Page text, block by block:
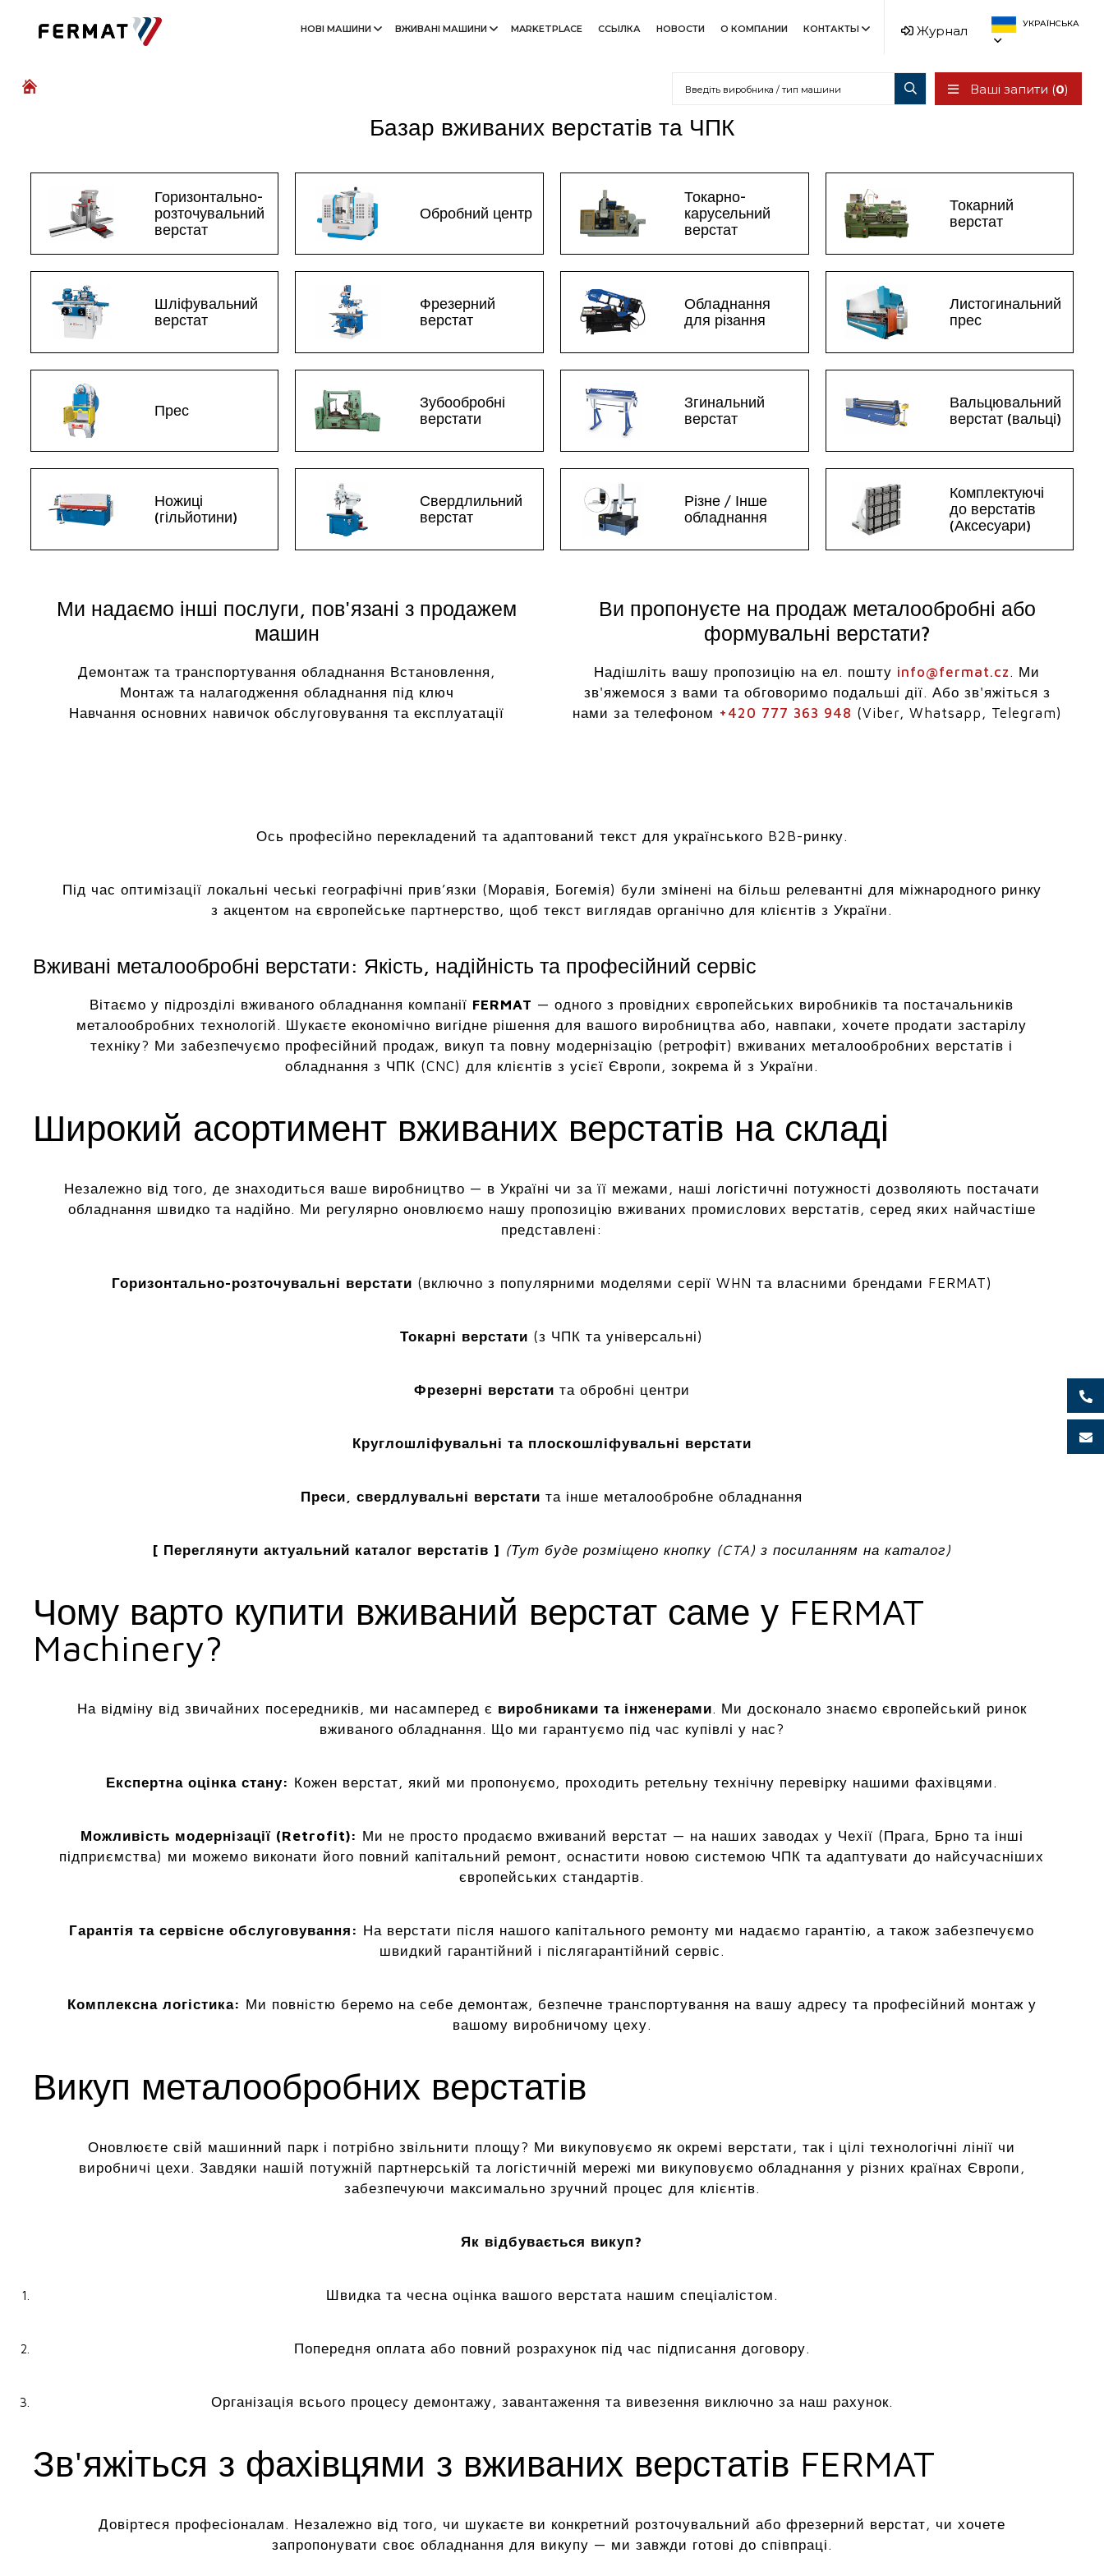
НОВІ МАШИНИ ВЖИВАНІ МАШИНИ MARKETPLACE ССЫЛКА НОВОСТИ О КОМПАНИИ КОНТАКТЫ Журнал УКРАЇНСЬКА
Ваші запити (0)
Базар вживаних верстатів та ЧПК
Горизонтально-
розточувальний
верстат
Обробний центр
Токарно-
карусельний
верстат
Токарний
верстат
Шліфувальний
верстат
Фрезерний
верстат
Обладнання
для різання
Листогинальний
прес
Прес
Зубообробні
верстати
Згинальний
верстат
Вальцювальний
верстат (вальці)
Ножиці
(гільйотини)
Свердлильний
верстат
Різне / Інше
обладнання
Комплектуючі
до верстатів
(Аксесуари)
Ми надаємо інші послуги, пов'язані з продажем
машин
Демонтаж та транспортування обладнання Встановлення,
Монтаж та налагодження обладнання під ключ
Навчання основних навичок обслуговування та експлуатації
Ви пропонуєте на продаж металообробні або
формувальні верстати?
Надішліть вашу пропозицію на ел. пошту info@fermat.cz. Ми
зв'яжемося з вами та обговоримо подальші дії. Або зв'яжіться з
нами за телефоном +420 777 363 948 (Viber, Whatsapp, Telegram)
Ось професійно перекладений та адаптований текст для українського B2B-ринку.
Під час оптимізації локальні чеські географічні прив’язки (Моравія, Богемія) були змінені на більш релевантні для міжнародного ринку
з акцентом на європейське партнерство, щоб текст виглядав органічно для клієнтів з України.
Вживані металообробні верстати: Якість, надійність та професійний сервіс
Вітаємо у підрозділі вживаного обладнання компанії FERMAT — одного з провідних європейських виробників та постачальників
металообробних технологій. Шукаєте економічно вигідне рішення для вашого виробництва або, навпаки, хочете продати застарілу
техніку? Ми забезпечуємо професійний продаж, викуп та повну модернізацію (ретрофіт) вживаних металообробних верстатів і
обладнання з ЧПК (CNC) для клієнтів з усієї Європи, зокрема й з України.
Широкий асортимент вживаних верстатів на складі
Незалежно від того, де знаходиться ваше виробництво — в Україні чи за її межами, наші логістичні потужності дозволяють постачати
обладнання швидко та надійно. Ми регулярно оновлюємо нашу пропозицію вживаних промислових верстатів, серед яких найчастіше
представлені:
Горизонтально-розточувальні верстати (включно з популярними моделями серії WHN та власними брендами FERMAT)
Токарні верстати (з ЧПК та універсальні)
Фрезерні верстати та обробні центри
Круглошліфувальні та плоскошліфувальні верстати
Преси, свердлувальні верстати та інше металообробне обладнання
[ Переглянути актуальний каталог верстатів ] (Тут буде розміщено кнопку (CTA) з посиланням на каталог)
Чому варто купити вживаний верстат саме у FERMAT
Machinery?
На відміну від звичайних посередників, ми насамперед є виробниками та інженерами. Ми досконало знаємо європейський ринок
вживаного обладнання. Що ми гарантуємо під час купівлі у нас?
Експертна оцінка стану: Кожен верстат, який ми пропонуємо, проходить ретельну технічну перевірку нашими фахівцями.
Можливість модернізації (Retrofit): Ми не просто продаємо вживаний верстат — на наших заводах у Чехії (Прага, Брно та інші
підприємства) ми можемо виконати його повний капітальний ремонт, оснастити новою системою ЧПК та адаптувати до найсучасніших
європейських стандартів.
Гарантія та сервісне обслуговування: На верстати після нашого капітального ремонту ми надаємо гарантію, а також забезпечуємо
швидкий гарантійний і післягарантійний сервіс.
Комплексна логістика: Ми повністю беремо на себе демонтаж, безпечне транспортування на вашу адресу та професійний монтаж у
вашому виробничому цеху.
Викуп металообробних верстатів
Оновлюєте свій машинний парк і потрібно звільнити площу? Ми викуповуємо як окремі верстати, так і цілі технологічні лінії чи
виробничі цехи. Завдяки нашій потужній партнерській та логістичній мережі ми викуповуємо обладнання у різних країнах Європи,
забезпечуючи максимально зручний процес для клієнтів.
Як відбувається викуп?
Швидка та чесна оцінка вашого верстата нашим спеціалістом.
Попередня оплата або повний розрахунок під час підписання договору.
Організація всього процесу демонтажу, завантаження та вивезення виключно за наш рахунок.
Зв'яжіться з фахівцями з вживаних верстатів FERMAT
Довіртеся професіоналам. Незалежно від того, чи шукаєте ви конкретний розточувальний або фрезерний верстат, чи хочете
запропонувати своє обладнання для викупу — ми завжди готові до співпраці.